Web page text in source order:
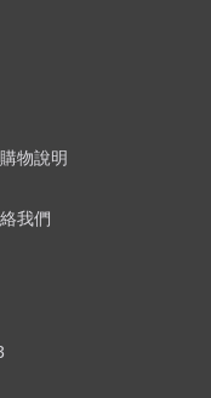
購物說明
我們